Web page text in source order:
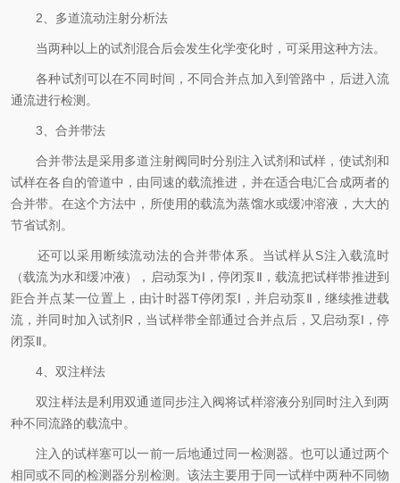
2、多道流动注射分析法
当两种以上的试剂混合后会发生化学变化时，可采用这种方法。
各种试剂可以在不同时间，不同合并点加入到管路中，后进入流
通流进行检测。
3、合并带法
合并带法是采用多道注射阀同时分别注入试剂和试样，使试剂和
试样在各自的管道中，由同速的载流推进，并在适合电汇合成两者的
合并带。在这个方法中，所使用的载流为蒸馏水或缓冲溶液，大大的
节省试剂。
还可以采用断续流动法的合并带体系。当试样从S注入载流时
（载流为水和缓冲液），启动泵为I，停闭泵Ⅱ，载流把试样带推进到
距合并点某一位置上，由计时器T停闭泵I，并启动泵Ⅱ，继续推进载
流，并同时加入试剂R，当试样带全部通过合并点后，又启动泵I，停
闭泵Ⅱ。
4、双注样法
双注样法是利用双通道同步注入阀将试样溶液分别同时注入到两
种不同流路的载流中。
注入的试样塞可以一前一后地通过同一检测器。也可以通过两个
相同或不同的检测器分别检测。该法主要用于同一试样中两种不同物